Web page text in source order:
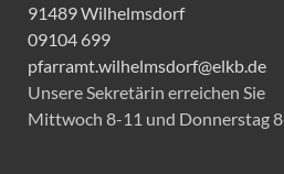
91489 Wilhelmsdorf
09104 699
pfarramt.wilhelmsdorf@elkb.de
Unsere Sekretärin erreichen Sie
Mittwoch 8-11 und Donnerstag